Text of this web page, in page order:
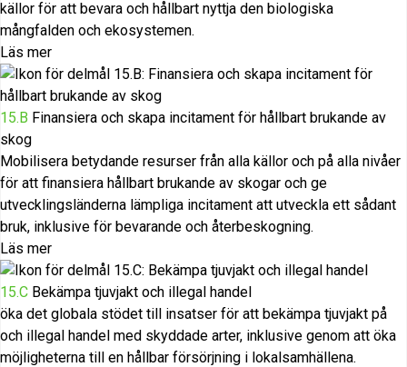
källor för att bevara och hållbart nyttja den biologiska
mångfalden och ekosystemen.
Läs mer
15.B Finansiera och skapa incitament för hållbart brukande av
skog
Mobilisera betydande resurser från alla källor och på alla nivåer
för att finansiera hållbart brukande av skogar och ge
utvecklingsländerna lämpliga incitament att utveckla ett sådant
bruk, inklusive för bevarande och återbeskogning.
Läs mer
15.C Bekämpa tjuvjakt och illegal handel
öka det globala stödet till insatser för att bekämpa tjuvjakt på
och illegal handel med skyddade arter, inklusive genom att öka
möjligheterna till en hållbar försörjning i lokalsamhällena.